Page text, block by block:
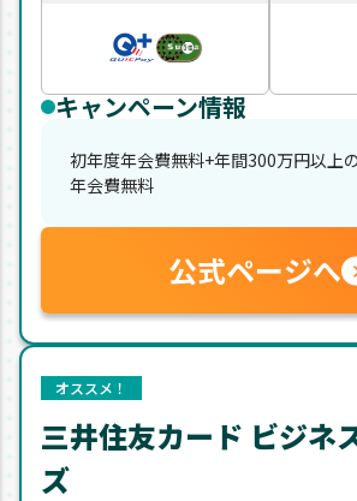
キャンペーン情報
初年度年会費無料+年間300万円以上
年会費無料
公式ページへ
オススメ！
三井住友カード ビジネ
ズ